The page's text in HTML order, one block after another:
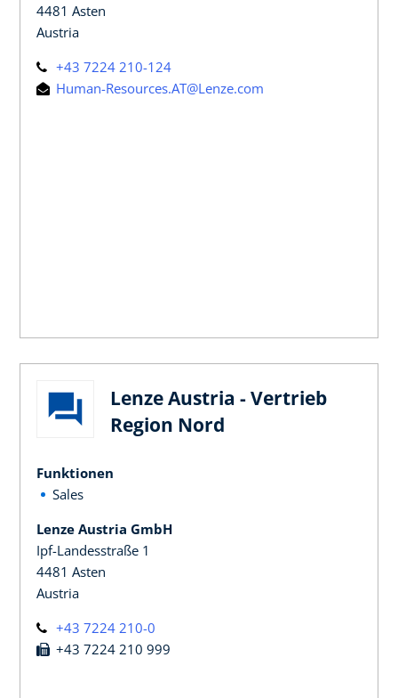
4481 Asten
Austria
+43 7224 210-124
Human-Resources.AT@Lenze.com
Lenze Austria - Vertrieb
Region Nord
Funktionen
Sales
Lenze Austria GmbH
Ipf-Landesstraße 1
4481 Asten
Austria
+43 7224 210-0
+43 7224 210 999